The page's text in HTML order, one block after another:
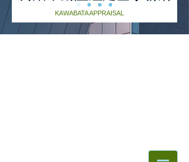
KAWABATA APPRAISAL